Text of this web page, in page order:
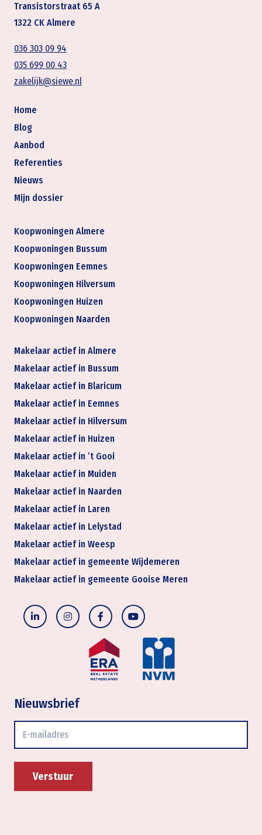
Transistorstraat 65 A
1322 CK Almere
036 303 09 94
035 699 00 43
zakelijk@siewe.nl
Home
Blog
Aanbod
Referenties
Nieuws
Mijn dossier
Koopwoningen Almere
Koopwoningen Bussum
Koopwoningen Eemnes
Koopwoningen Hilversum
Koopwoningen Huizen
Koopwoningen Naarden
Makelaar actief in Almere
Makelaar actief in Bussum
Makelaar actief in Blaricum
Makelaar actief in Eemnes
Makelaar actief in Hilversum
Makelaar actief in Huizen
Makelaar actief in ’t Gooi
Makelaar actief in Muiden
Makelaar actief in Naarden
Makelaar actief in Laren
Makelaar actief in Lelystad
Makelaar actief in Weesp
Makelaar actief in gemeente Wijdemeren
Makelaar actief in gemeente Gooise Meren
Nieuwsbrief